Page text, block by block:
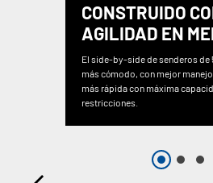
CONSTRUIDO
AGILIDAD EN
El side-by-side de senderos de
más cómodo, con mejor
más rápida con máxima
restricciones.